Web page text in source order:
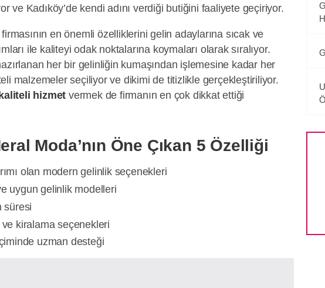
ve Kadıköy’de kendi adını verdiği butiğini faaliyete geçiriyor.
en önemli özelliklerini gelin adaylarına sıcak ve
ile kaliteyi odak noktalarına koymaları olarak sıralıyor.
her bir gelinliğin kumaşından işlemesine kadar her
malzemeler seçiliyor ve dikimi de titizlikle gerçekleştiriliyor.
hizmet vermek de firmanın en çok dikkat ettiği
Moda’nın Öne Çıkan 5 Özelliği
olan modern gelinlik seçenekleri
uygun gelinlik modelleri
süresi
kiralama seçenekleri
uzman desteği